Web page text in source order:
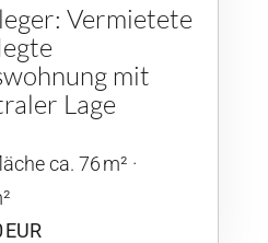
Vermietete
mit
Lage
ca. 76 m²